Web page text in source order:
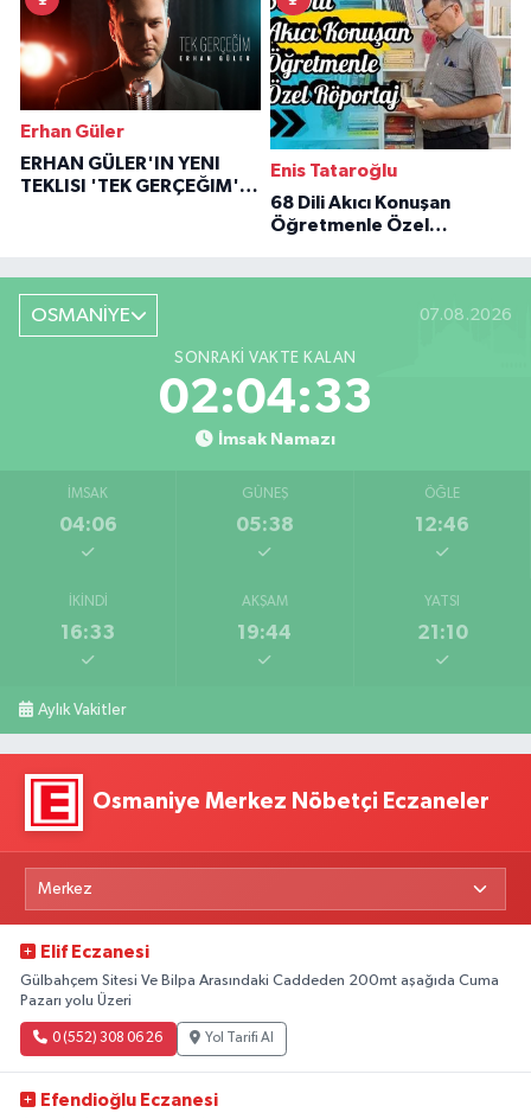
Erhan Güler
ERHAN GÜLER'IN YENI
TEKLISI 'TEK GERÇEĞIM'LE
Enis Tataroğlu
68 Dili Akıcı Konuşan
Öğretmenle Özel
OSMANİYE 07.08.2026
SONRAKI VAKTE KALAN
02:04:31
İmsak Namazı
İMSAK
04:06
GÜNEŞ
05:38
ÖĞLE
12:46
İKINDI
16:33
AKŞAM
19:44
YATSI
21:10
Aylık Vakitler
Osmaniye Merkez Nöbetçi Eczaneler
Elif Eczanesi
Gülbahçem Sitesi Ve Bilpa Arasındaki Caddeden 200mt aşağıda Cuma
Pazarı yolu Üzeri
0 (552) 308 06 26 Yol Tarifi Al
Efendioğlu Eczanesi